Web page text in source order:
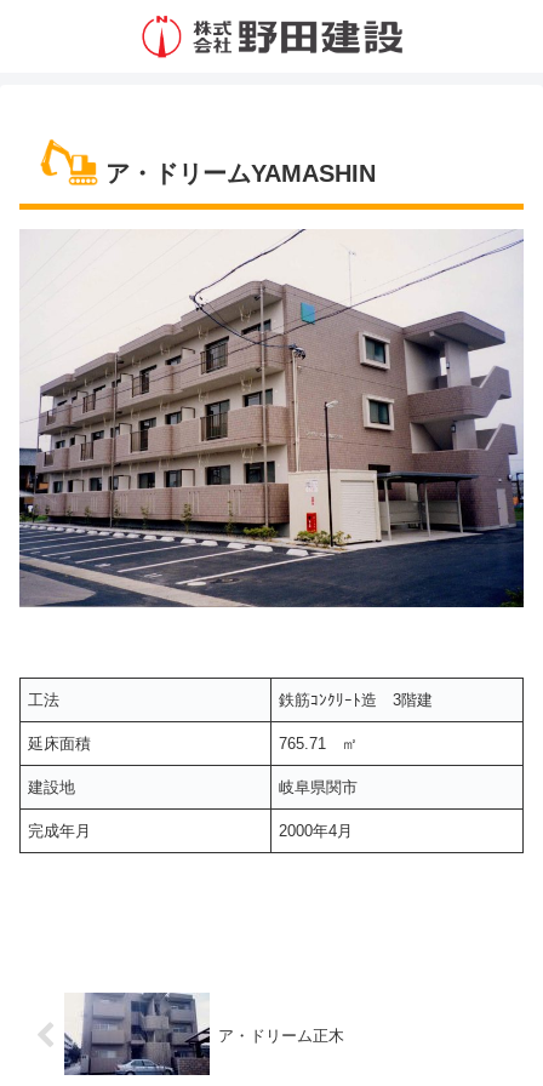
ア・ドリームYAMASHIN
工法 鉄筋ｺﾝｸﾘｰﾄ造 3階建
延床面積 765.71 ㎡
建設地 岐阜県関市
完成年月 2000年4月
ア・ドリーム正木